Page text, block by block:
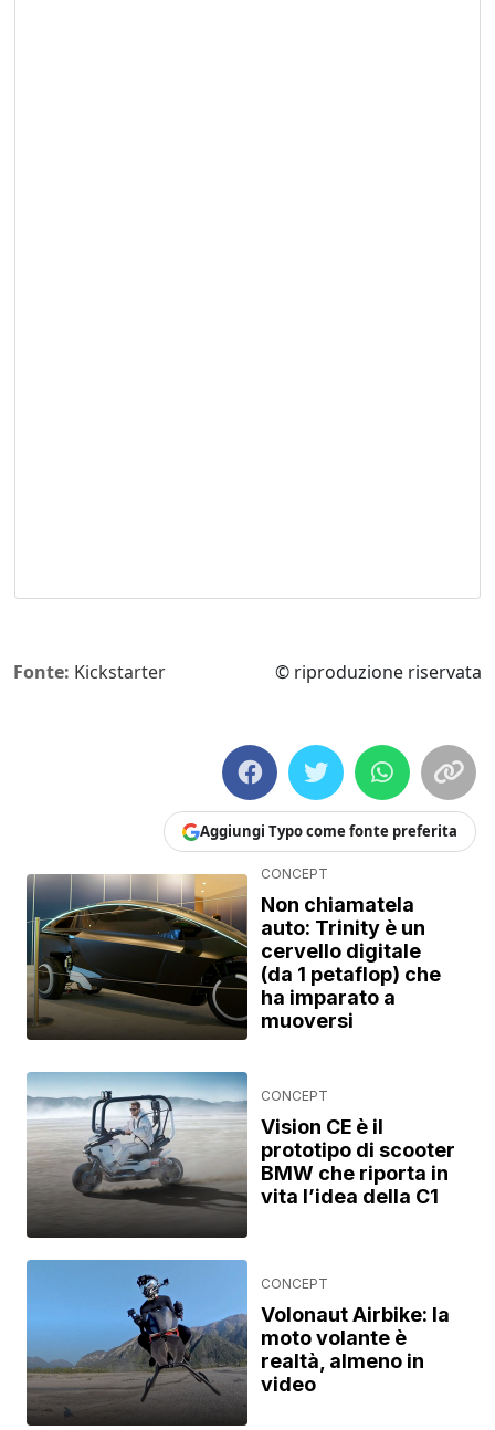
Fonte: Kickstarter © riproduzione riservata
Aggiungi Typo come fonte preferita
CONCEPT
Non chiamatela
auto: Trinity è un
cervello digitale
(da 1 petaflop) che
ha imparato a
muoversi
CONCEPT
Vision CE è il
prototipo di scooter
BMW che riporta in
vita l’idea della C1
CONCEPT
Volonaut Airbike: la
moto volante è
realtà, almeno in
video